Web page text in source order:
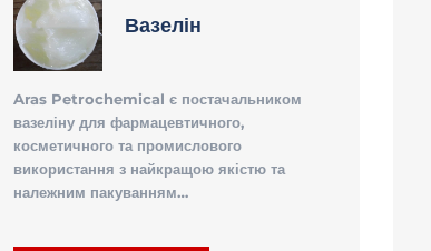
Вазелін
Aras Petrochemical є постачальником
вазеліну для фармацевтичного,
косметичного та промислового
використання з найкращою якістю та
належним пакуванням…